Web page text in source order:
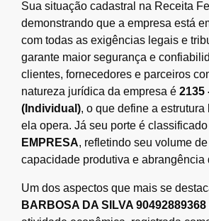
Sua situação cadastral na Receita
demonstrando que a empresa está
com todas as exigências legais e
garante maior segurança e
clientes, fornecedores e parceiros
natureza jurídica da empresa é 2135
(Individual), o que define a estrutura
ela opera. Já seu porte é
EMPRESA, refletindo seu volume
capacidade produtiva e abrangência
Um dos aspectos que mais se
BARBOSA DA SILVA 90492889368